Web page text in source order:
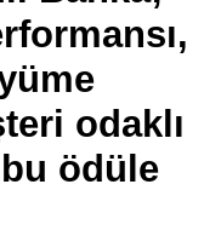
odaklı
ödüle